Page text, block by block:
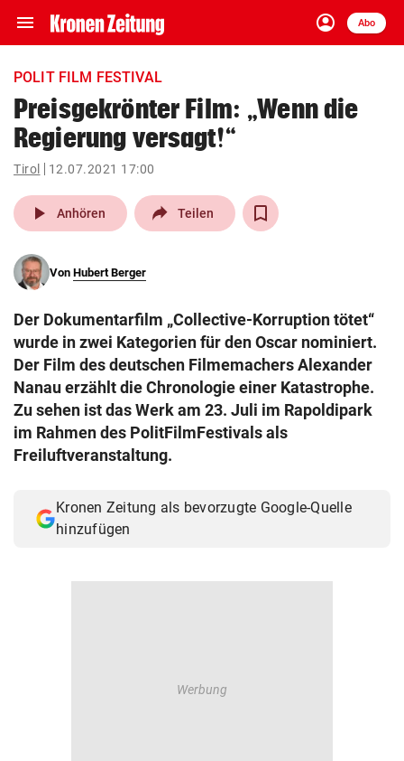
menu Navigation
ein-/ausklappen
account_circle
Anmelden
Abo
close Schließen
account_circle Anmelden
pin_drop
Wien arrow_right
search
eingeben
Muthgasse 2, 1190 Wien
POLIT FILM FESTIVAL
Preisgekrönter Film: „Wenn die
Regierung versagt!“
Tirol 12.07.2021 17:00
play_arrow Anhören Teilen
Von Hubert Berger
Der Dokumentarfilm „Collective-Korruption tötet“
wurde in zwei Kategorien für den Oscar nominiert.
Der Film des deutschen Filmemachers Alexander
Nanau erzählt die Chronologie einer Katastrophe.
Zu sehen ist das Werk am 23. Juli im Rapoldipark
im Rahmen des PolitFilmFestivals als
Freiluftveranstaltung.
Kronen Zeitung als bevorzugte Google-Quelle
hinzufügen